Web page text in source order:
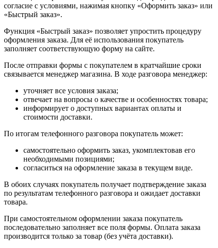
согласие с условиями, нажимая кнопку «Оформить заказ» или
«Быстрый заказ».
Функция «Быстрый заказ» позволяет упростить процедуру
оформления заказа. Для её использования покупатель
заполняет соответствующую форму на сайте.
После отправки формы с покупателем в кратчайшие сроки
связывается менеджер магазина. В ходе разговора менеджер:
уточняет все условия заказа;
отвечает на вопросы о качестве и особенностях товара;
информирует о доступных вариантах оплаты и
стоимости доставки.
По итогам телефонного разговора покупатель может:
самостоятельно оформить заказ, укомплектовав его
необходимыми позициями;
согласиться на оформление заказа в текущем виде.
В обоих случаях покупатель получает подтверждение заказа
по результатам телефонного разговора и ожидает доставки
товара.
При самостоятельном оформлении заказа покупатель
последовательно заполняет все поля формы. Оплата заказа
производится только за товар (без учёта доставки).